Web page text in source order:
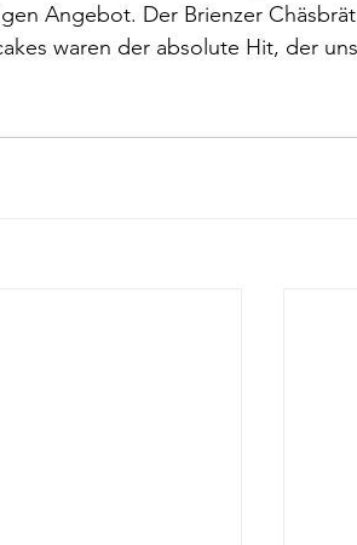
Angebot. Der Brienzer
waren der absolute Hit, der